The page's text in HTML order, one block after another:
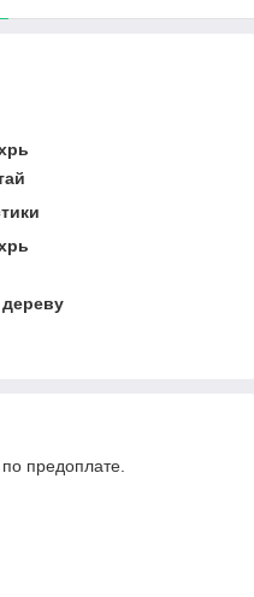
предоплате.